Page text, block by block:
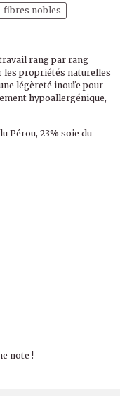
fibres nobles
rang par rang
propriétés naturelles
légèreté inouïe pour
hypoallergénique,
Pérou, 23% soie du
note !